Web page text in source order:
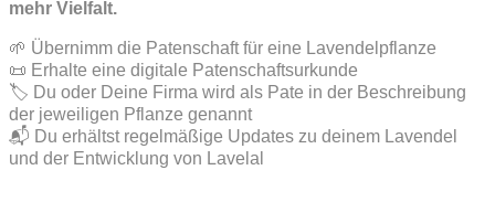
mehr Vielfalt.
🌱 Übernimm die Patenschaft für eine Lavendelpflanze
📜 Erhalte eine digitale Patenschaftsurkunde
🏷️ Du oder Deine Firma wird als Pate in der Beschreibung
der jeweiligen Pflanze genannt
📬 Du erhältst regelmäßige Updates zu deinem Lavendel
und der Entwicklung von Lavelal